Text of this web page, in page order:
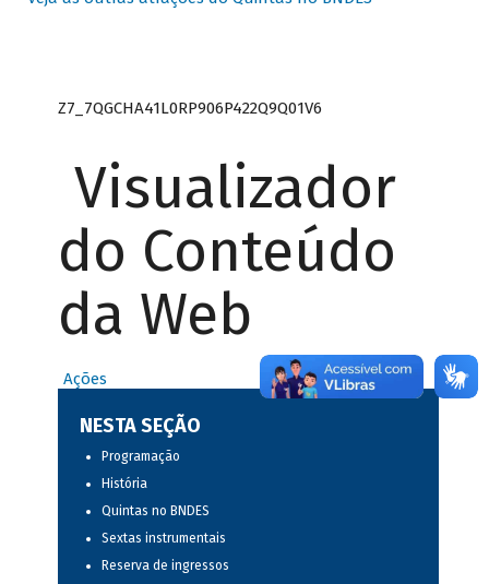
Z7_7QGCHA41L0RP906P422Q9Q01V6
Visualizador
do Conteúdo
da Web
Ações
NESTA SEÇÃO
Programação
História
Quintas no BNDES
Sextas instrumentais
Reserva de ingressos